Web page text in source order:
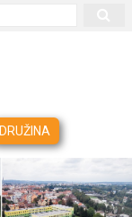
DRUŽINA